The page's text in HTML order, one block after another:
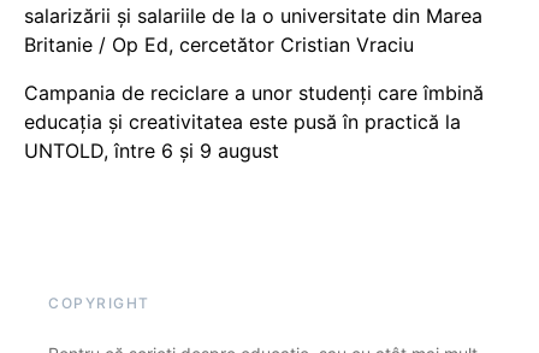
salarizării și salariile de la o universitate din Marea
Britanie / Op Ed, cercetător Cristian Vraciu
Campania de reciclare a unor studenți care îmbină
educația și creativitatea este pusă în practică la
UNTOLD, între 6 și 9 august
COPYRIGHT